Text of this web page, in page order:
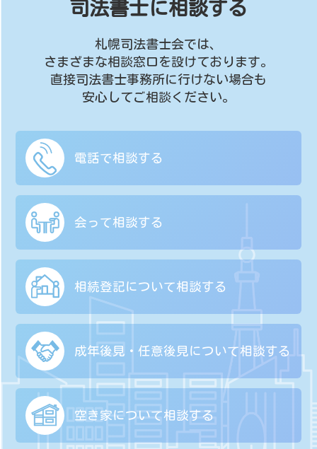
司法書士に相談する
札幌司法書士会では、
さまざまな相談窓口を設けております。
直接司法書士事務所に行けない場合も
安心してご相談ください。
電話で相談する
会って相談する
相続登記について相談する
成年後見・任意後見について相談する
空き家について相談する